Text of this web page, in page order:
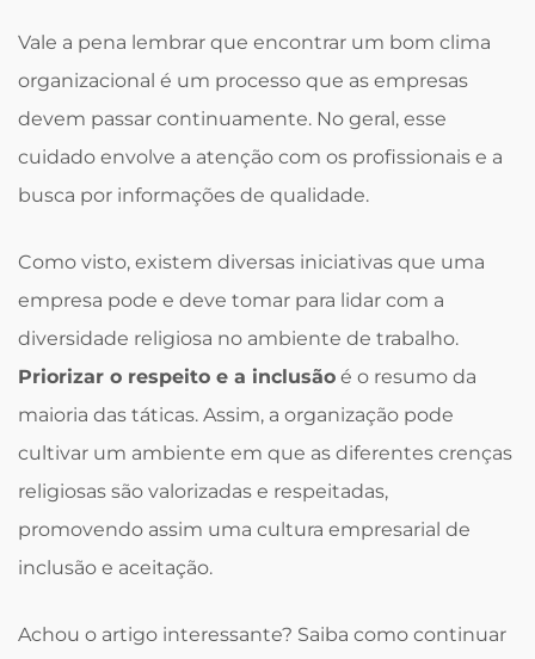
Vale a pena lembrar que encontrar um bom clima
organizacional é um processo que as empresas
devem passar continuamente. No geral, esse
cuidado envolve a atenção com os profissionais e a
busca por informações de qualidade.
Como visto, existem diversas iniciativas que uma
empresa pode e deve tomar para lidar com a
diversidade religiosa no ambiente de trabalho.
Priorizar o respeito e a inclusão é o resumo da
maioria das táticas. Assim, a organização pode
cultivar um ambiente em que as diferentes crenças
religiosas são valorizadas e respeitadas,
promovendo assim uma cultura empresarial de
inclusão e aceitação.
Achou o artigo interessante? Saiba como continuar